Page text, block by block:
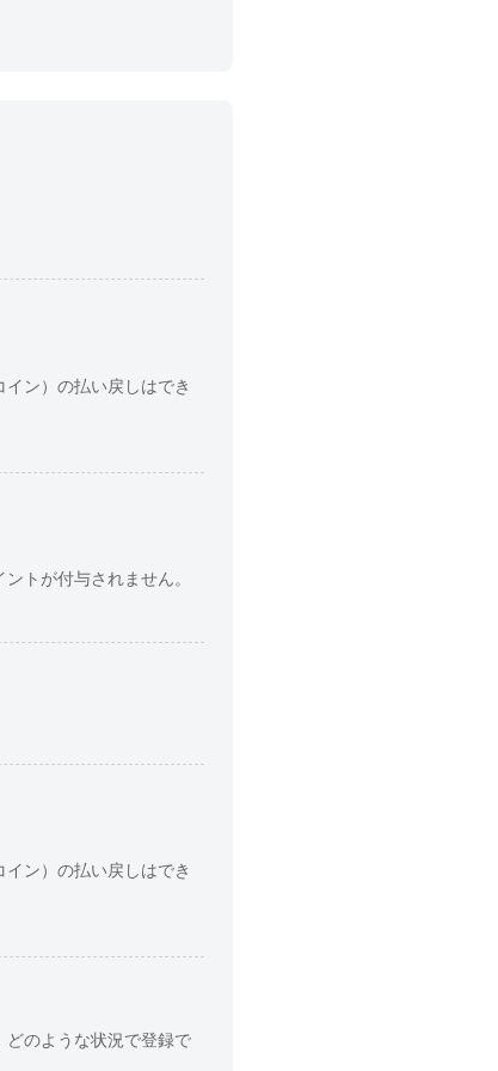
ン）の払い戻しはでき
トが付与されません。
ン）の払い戻しはでき
のような状況で登録で